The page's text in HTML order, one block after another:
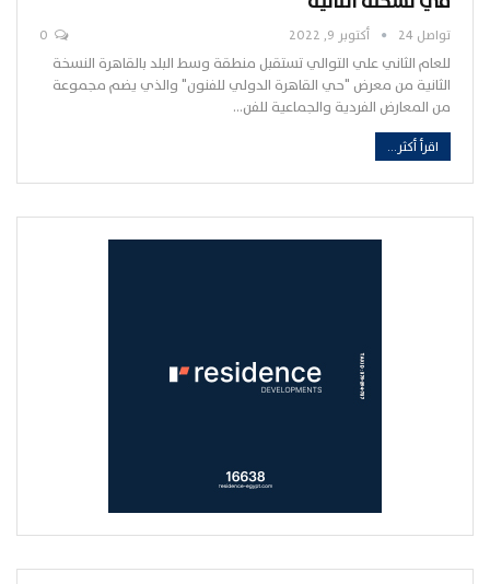
تواصل 24 أكتوبر 9, 2022
للعام الثاني علي التوالي تستقبل منطقة وسط البلد بالقاهرة النسخة
الثانية من معرض "حي القاهرة الدولي للفنون" والذي يضم مجموعة
من المعارض الفردية والجماعية للفن…
اقرأ أكثر...